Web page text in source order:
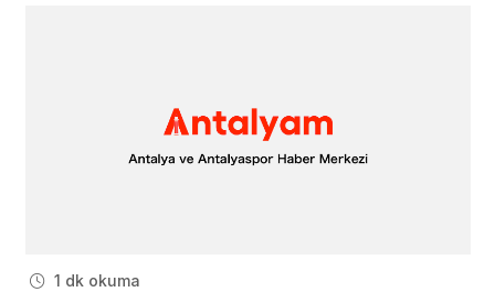
1 dk okuma